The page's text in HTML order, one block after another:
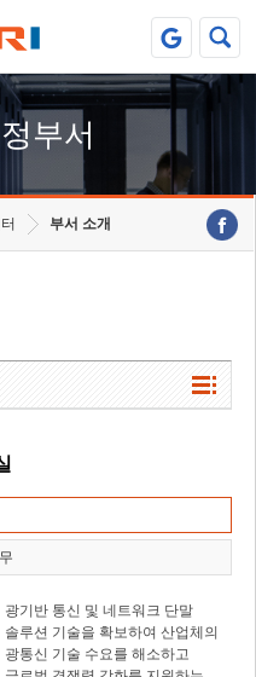
부서
부서 소개
광기반 통신 및 네트워크 단말
솔루션 기술을 확보하여 산업체의
광통신 기술 수요를 해소하고